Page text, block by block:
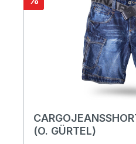
(O. GÜRTEL)